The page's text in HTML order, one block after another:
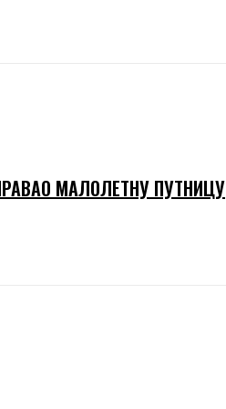
МАЛОЛЕТНУ ПУТНИЦУ